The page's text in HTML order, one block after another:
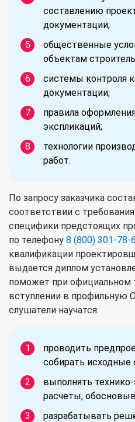
составлению
документации;
общественные
объектам
системы контроля
документации;
правила
экспликаций;
технологии
работ.
По запросу заказчика
соответствии с
специфики предстоящих
по телефону 8 (800) 301-78-
квалификации
выдается диплом
поможет при официальном
вступлении в профильную
слушатели научатся:
проводить
собирать исходные
выполнять
расчеты,
разрабатывать